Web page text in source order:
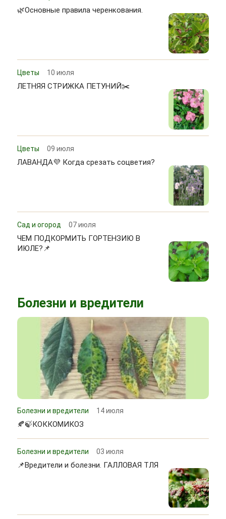
🌿Основные правила черенкования.
Цветы 10 июля
ЛЕТНЯЯ СТРИЖКА ПЕТУНИЙ✂️
Цветы 09 июля
ЛАВАНДА💜 Когда срезать соцветия?
Сад и огород 07 июля
ЧЕМ ПОДКОРМИТЬ ГОРТЕНЗИЮ В
ИЮЛЕ?📌
Болезни и вредители
Болезни и вредители 14 июля
🍂🍃КОККОМИКОЗ
Болезни и вредители 03 июля
📌Вредители и болезни. ГАЛЛОВАЯ ТЛЯ